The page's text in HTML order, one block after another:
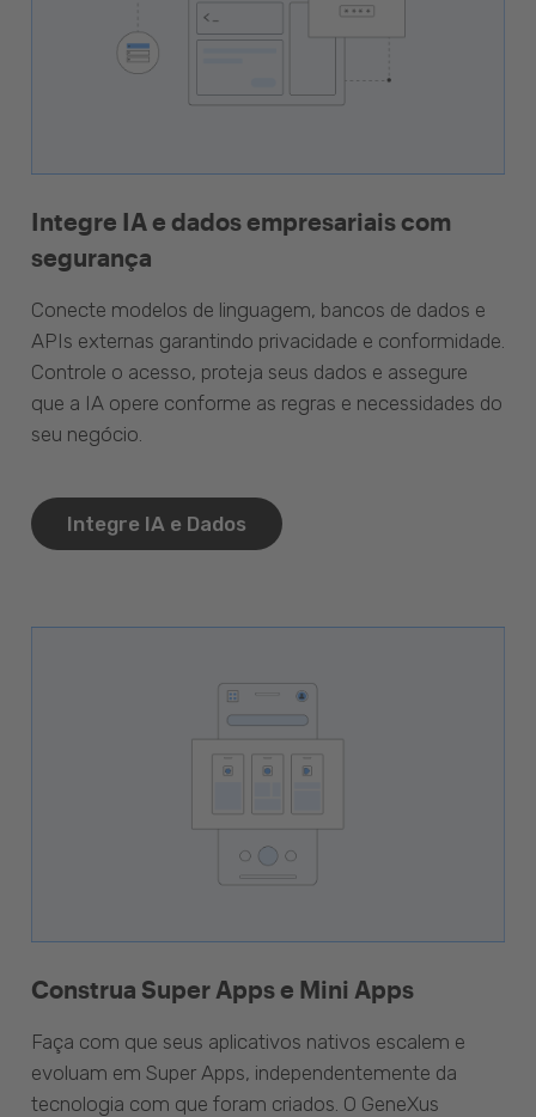
Integre IA e dados empresariais com
segurança
Conecte modelos de linguagem, bancos de dados e
APIs externas garantindo privacidade e conformidade.
Controle o acesso, proteja seus dados e assegure
que a IA opere conforme as regras e necessidades do
seu negócio.
Integre IA e Dados
Construa Super Apps e Mini Apps
Faça com que seus aplicativos nativos escalem e
evoluam em Super Apps, independentemente da
tecnologia com que foram criados. O GeneXus